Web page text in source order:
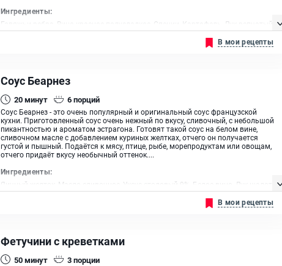
Ингредиенты:
Говяжьи ребра, Вино красное полусладкое, Специи, Картофель, Лук репчатый,
В мои рецепты
Соус Беарнез
20минут 6порций
Соус Беарнез - это очень популярный и оригинальный соус французской
кухни. Приготовленный соус очень нежный по вкусу, сливочный, с небольшой
пикантностью и ароматом эстрагона. Готовят такой соус на белом вине,
сливочном масле с добавлением куриных желтках, отчего он получается
густой и пышный. Подаётся к мясу, птице, рыбе, морепродуктам или овощам,
отчего придаёт вкусу необычный оттенок....
Ингредиенты:
Яичный желток, Масло сливочное, Уксус столовый 9%, Белое вино, Лук шалот,
В мои рецепты
Фетучини с креветками
50минут 3порции